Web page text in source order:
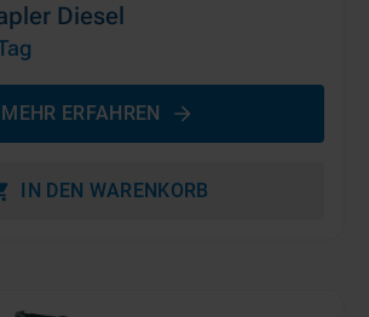
Diesel
MEHR ERFAHREN
IN DEN WARENKORB